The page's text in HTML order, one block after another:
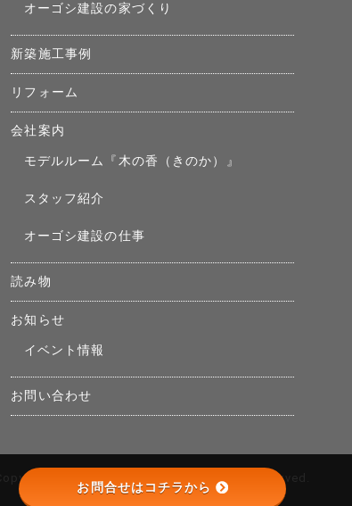
オーゴシ建設の家づくり
新築施工事例
リフォーム
会社案内
モデルルーム『木の香（きのか）』
スタッフ紹介
オーゴシ建設の仕事
読み物
お知らせ
イベント情報
お問い合わせ
Copyright © （株）オーゴシ建設 All Rights Reserved.
お問合せはコチラから